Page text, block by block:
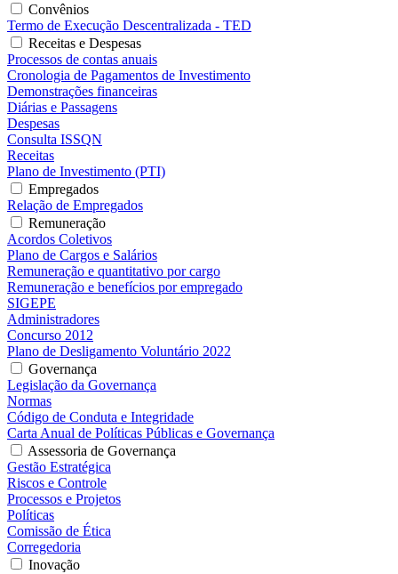
Convênios
Termo de Execução Descentralizada - TED
Receitas e Despesas
Processos de contas anuais
Cronologia de Pagamentos de Investimento
Demonstrações financeiras
Diárias e Passagens
Despesas
Consulta ISSQN
Receitas
Plano de Investimento (PTI)
Empregados
Relação de Empregados
Remuneração
Acordos Coletivos
Plano de Cargos e Salários
Remuneração e quantitativo por cargo
Remuneração e benefícios por empregado
SIGEPE
Administradores
Concurso 2012
Plano de Desligamento Voluntário 2022
Governança
Legislação da Governança
Normas
Código de Conduta e Integridade
Carta Anual de Políticas Públicas e Governança
Assessoria de Governança
Gestão Estratégica
Riscos e Controle
Processos e Projetos
Políticas
Comissão de Ética
Corregedoria
Inovação